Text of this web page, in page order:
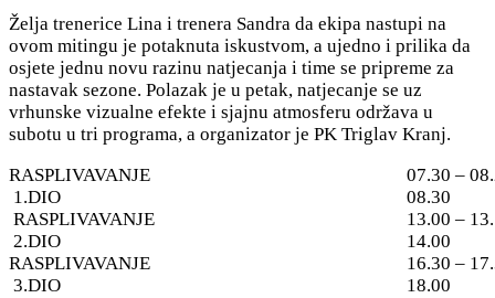
Želja trenerice Lina i trenera Sandra da ekipa nastupi na
ovom mitingu je potaknuta iskustvom, a ujedno i prilika da
osjete jednu novu razinu natjecanja i time se pripreme za
nastavak sezone. Polazak je u petak, natjecanje se uz
vrhunske vizualne efekte i sjajnu atmosferu održava u
subotu u tri programa, a organizator je PK Triglav Kranj.
RASPLIVAVANJE
07.30 –
1.DIO
08.30
RASPLIVAVANJE
13.00 –
2.DIO
14.00
RASPLIVAVANJE
16.30 –
3.DIO
18.00